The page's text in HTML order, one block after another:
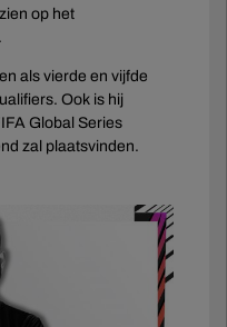
op het
.
als vierde en vijfde
Ook is hij
Global Series
zal plaatsvinden.